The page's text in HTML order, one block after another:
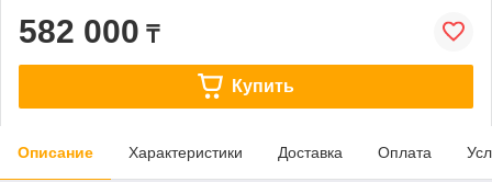
582 000 ₸
Купить
Описание Характеристики Доставка Оплата